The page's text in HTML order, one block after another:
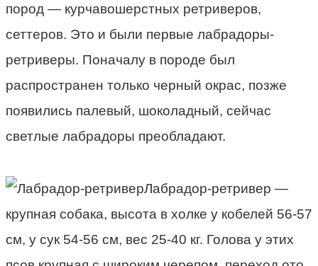
пород — курчавошерстных ретриверов,
сеттеров. Это и были первые лабрадоры-
ретриверы. Поначалу в породе был
распространен только черный окрас, позже
появились палевый, шоколадный, сейчас
светлые лабрадоры преобладают.
Лабрадор-ретривер —
крупная собака, высота в холке у кобелей 56-57
см, у сук 54-56 см, вес 25-40 кг. Голова у этих